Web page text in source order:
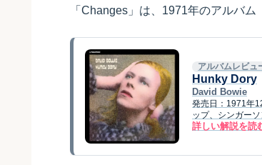
「Changes」は、1971年のアルバム
アルバムレビュ
Hunky Dory
David Bowie
発売日：1971年
ップ、シンガー
詳しい解説を読